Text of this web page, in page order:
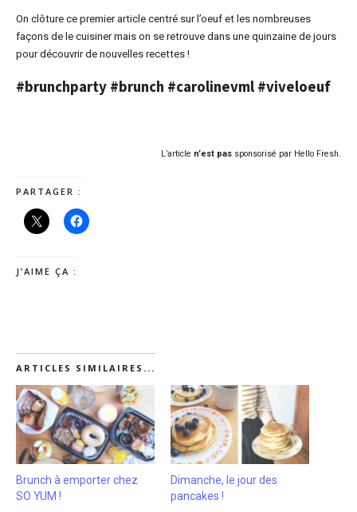
On clôture ce premier article centré sur l’oeuf et les nombreuses
façons de le cuisiner mais on se retrouve dans une quinzaine de jours
pour découvrir de nouvelles recettes !
#brunchparty #brunch #carolinevml #viveloeuf
L’article n’est pas sponsorisé par Hello Fresh.
PARTAGER :
J’AIME ÇA :
ARTICLES SIMILAIRES...
Brunch à emporter chez
SO YUM !
Dimanche, le jour des
pancakes !